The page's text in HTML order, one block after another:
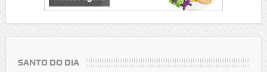
SANTO DO DIA